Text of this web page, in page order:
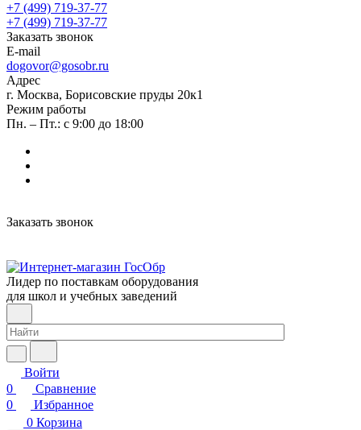
+7 (499) 719-37-77
+7 (499) 719-37-77
Заказать звонок
E-mail
dogovor@gosobr.ru
Адрес
г. Москва, Борисовские пруды 20к1
Режим работы
Пн. – Пт.: с 9:00 до 18:00
Заказать звонок
Лидер по поставкам оборудования
для школ и учебных заведений
Войти
0
Сравнение
0
Избранное
0 Корзина